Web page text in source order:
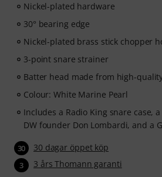
Nickel-plated hardware
30° bearing edge
Nickel-plated brass stick chopper
3-point snare strainer
Batter head made from high-
Colour: White Marine Pearl
Includes a Radio King snare case,
DW founder Don Lombardi, and a
30 30 dagar öppet köp
3 3 års Thomann garanti